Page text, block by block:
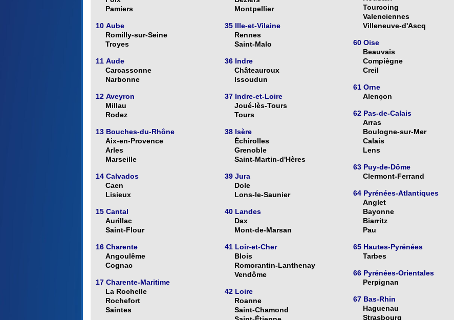
Pamiers
10 Aube
Romilly-sur-Seine
Troyes
11 Aude
Carcassonne
Narbonne
12 Aveyron
Millau
Rodez
13 Bouches-du-Rhône
Aix-en-Provence
Arles
Marseille
14 Calvados
Caen
Lisieux
15 Cantal
Aurillac
Saint-Flour
16 Charente
Angoulême
Cognac
17 Charente-Maritime
La Rochelle
Rochefort
Saintes
Montpellier
35 Ille-et-Vilaine
Rennes
Saint-Malo
36 Indre
Châteauroux
Issoudun
37 Indre-et-Loire
Joué-lès-Tours
Tours
38 Isère
Échirolles
Grenoble
Saint-Martin-d'Hères
39 Jura
Dole
Lons-le-Saunier
40 Landes
Dax
Mont-de-Marsan
41 Loir-et-Cher
Blois
Romorantin-Lanthenay
Vendôme
42 Loire
Roanne
Saint-Chamond
Tourcoing
Valenciennes
Villeneuve-d'Ascq
60 Oise
Beauvais
Compiègne
Creil
61 Orne
Alençon
62 Pas-de-Calais
Arras
Boulogne-sur-Mer
Calais
Lens
63 Puy-de-Dôme
Clermont-Ferrand
64 Pyrénées-Atlantiques
Anglet
Bayonne
Biarritz
Pau
65 Hautes-Pyrénées
Tarbes
66 Pyrénées-Orientales
Perpignan
67 Bas-Rhin
Haguenau
Strasbourg